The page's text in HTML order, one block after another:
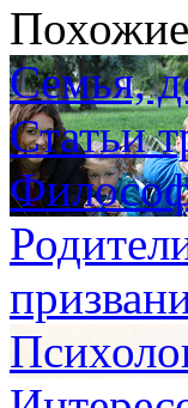
Похожие
Семья,
Статьи